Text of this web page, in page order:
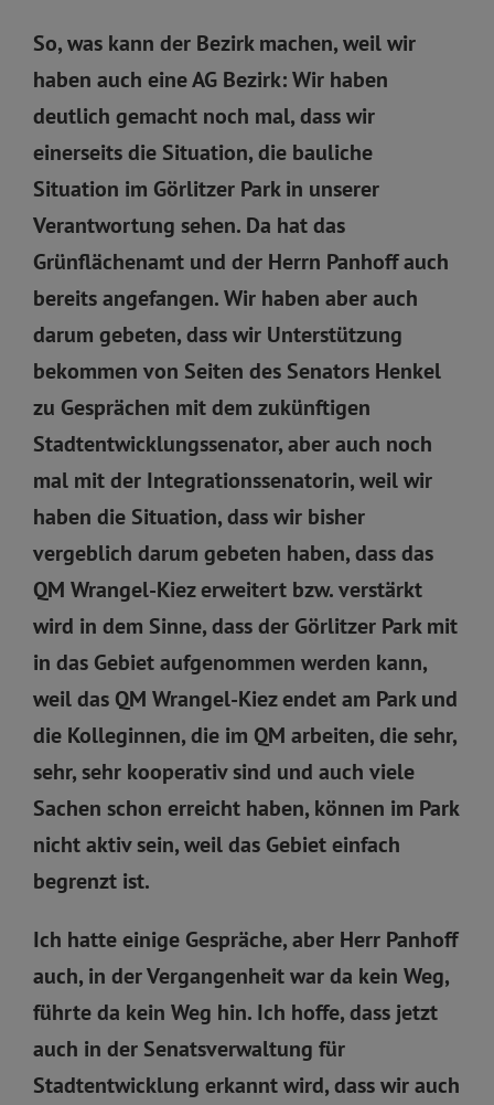
So, was kann der Bezirk machen, weil wir
haben auch eine AG Bezirk: Wir haben
deutlich gemacht noch mal, dass wir
einerseits die Situation, die bauliche
Situation im Görlitzer Park in unserer
Verantwortung sehen. Da hat das
Grünflächenamt und der Herrn Panhoff auch
bereits angefangen. Wir haben aber auch
darum gebeten, dass wir Unterstützung
bekommen von Seiten des Senators Henkel
zu Gesprächen mit dem zukünftigen
Stadtentwicklungssenator, aber auch noch
mal mit der Integrationssenatorin, weil wir
haben die Situation, dass wir bisher
vergeblich darum gebeten haben, dass das
QM Wrangel-Kiez erweitert bzw. verstärkt
wird in dem Sinne, dass der Görlitzer Park mit
in das Gebiet aufgenommen werden kann,
weil das QM Wrangel-Kiez endet am Park und
die Kolleginnen, die im QM arbeiten, die sehr,
sehr, sehr kooperativ sind und auch viele
Sachen schon erreicht haben, können im Park
nicht aktiv sein, weil das Gebiet einfach
begrenzt ist.
Ich hatte einige Gespräche, aber Herr Panhoff
auch, in der Vergangenheit war da kein Weg,
führte da kein Weg hin. Ich hoffe, dass jetzt
auch in der Senatsverwaltung für
Stadtentwicklung erkannt wird, dass wir auch